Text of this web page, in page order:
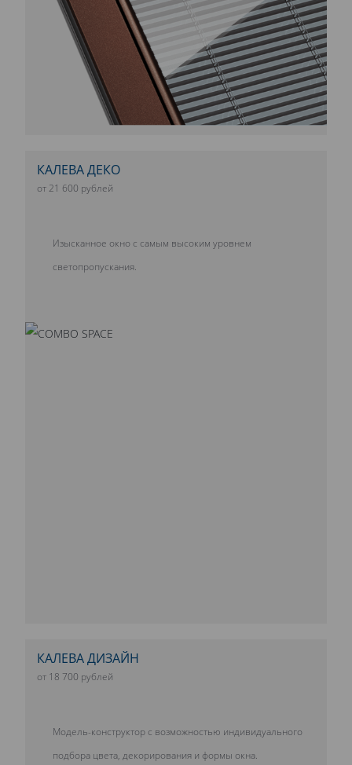
КАЛЕВА ДЕКО
от 21 600 рублей
Изысканное окно с самым высоким уровнем
светопропускания.
КАЛЕВА ДИЗАЙН
от 18 700 рублей
Модель-конструктор с возможностью индивидуального
подбора цвета, декорирования и формы окна.